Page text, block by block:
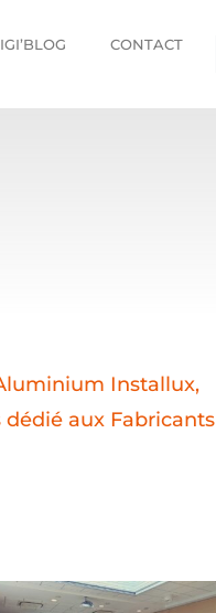
CONTACT
Installux,
aux Fabricants